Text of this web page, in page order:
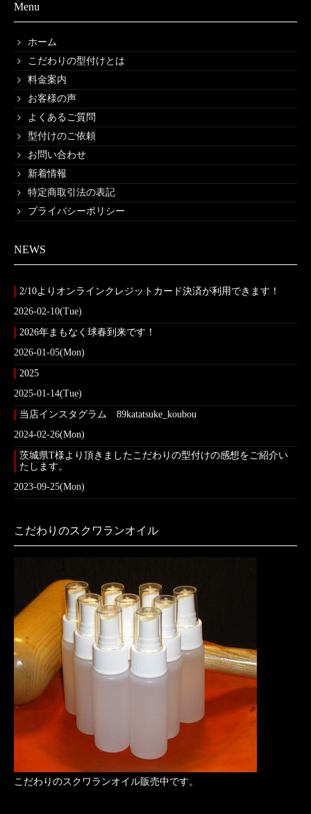
Menu
ホーム
こだわりの型付けとは
料金案内
お客様の声
よくあるご質問
型付けのご依頼
お問い合わせ
新着情報
特定商取引法の表記
プライバシーポリシー
NEWS
2/10よりオンラインクレジットカード決済が利用できます！
2026-02-10(Tue)
2026年まもなく球春到来です！
2026-01-05(Mon)
2025
2025-01-14(Tue)
当店インスタグラム 89katatsuke_koubou
2024-02-26(Mon)
茨城県T様より頂きましたこだわりの型付けの感想をご紹介い
たします。
2023-09-25(Mon)
こだわりのスクワランオイル
こだわりのスクワランオイル販売中です。